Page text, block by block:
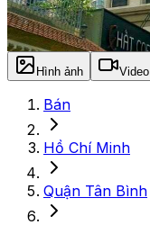
Hình ảnh Video
Bán
Hồ Chí Minh
Quận Tân Bình